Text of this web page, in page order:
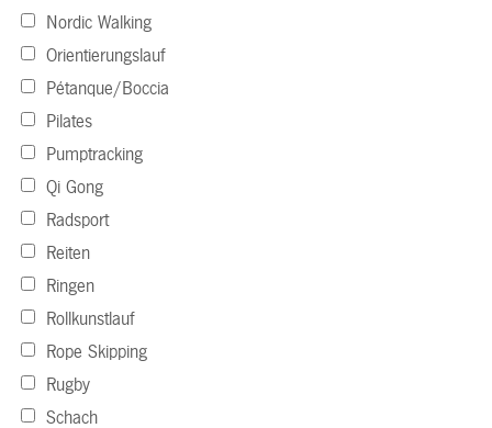
Nordic Walking
Orientierungslauf
Pétanque/Boccia
Pilates
Pumptracking
Qi Gong
Radsport
Reiten
Ringen
Rollkunstlauf
Rope Skipping
Rugby
Schach